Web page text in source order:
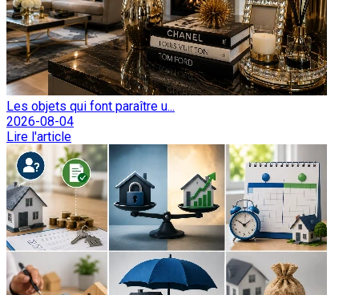
Les objets qui font paraître u...
2026-08-04
Lire l'article